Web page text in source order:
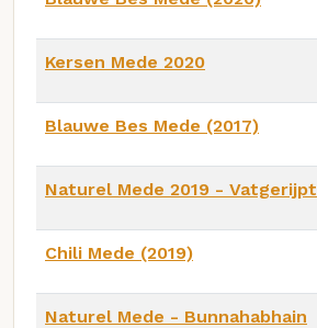
Kersen Mede 2020
Blauwe Bes Mede (2017)
Naturel Mede 2019 - Vatgerijpt
Chili Mede (2019)
Naturel Mede - Bunnahabhain